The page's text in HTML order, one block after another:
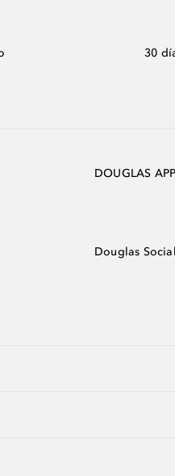
30
DOUGLAS APP
Douglas Social